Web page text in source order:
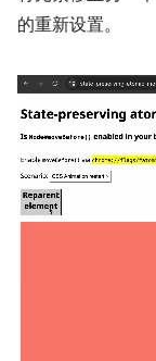
的重新设置。